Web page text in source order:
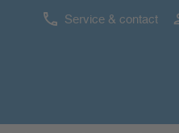
Service & contact